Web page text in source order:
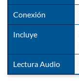
Conexión
Incluye
Lectura Audio